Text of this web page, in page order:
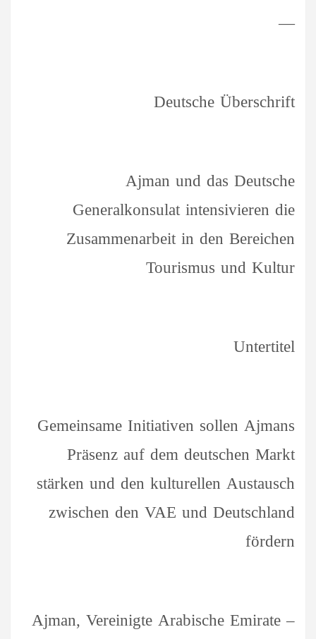
—
Deutsche Überschrift
Ajman und das Deutsche
Generalkonsulat intensivieren die
Zusammenarbeit in den Bereichen
Tourismus und Kultur
Untertitel
Gemeinsame Initiativen sollen Ajmans
Präsenz auf dem deutschen Markt
stärken und den kulturellen Austausch
zwischen den VAE und Deutschland
fördern
Ajman, Vereinigte Arabische Emirate –